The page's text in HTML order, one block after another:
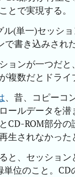
とで実現する。
(単一)セッシ
書き込みされ
ョンが一つだ
複数だとドラ
、昔、コピーコ
ールデータを
CD-ROM部分
生されなかった
と、セッショ
位のこと。